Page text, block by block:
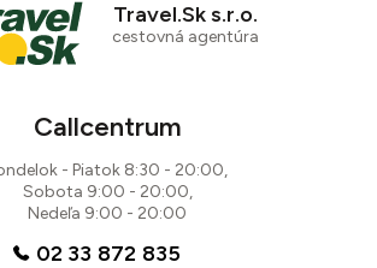
Travel.Sk s.r.o.
cestovná agentúra
Callcentrum
- Piatok 8:30 - 20:00,
Sobota 9:00 - 20:00,
Nedeľa 9:00 - 20:00
02 33 872 835